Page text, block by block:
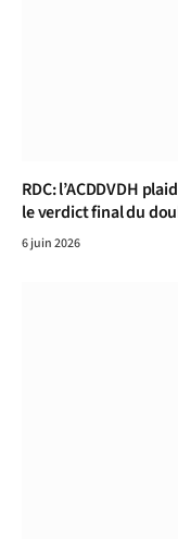
RDC: l’ACDDVDH
le verdict final du
6 juin 2026